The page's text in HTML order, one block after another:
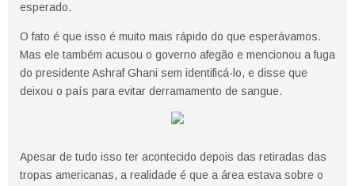
esperado.
O fato é que isso é muito mais rápido do que esperávamos.
Mas ele também acusou o governo afegão e mencionou a fuga
do presidente Ashraf Ghani sem identificá-lo, e disse que
deixou o país para evitar derramamento de sangue.
Apesar de tudo isso ter acontecido depois das retiradas das
tropas americanas, a realidade é que a área estava sobre o